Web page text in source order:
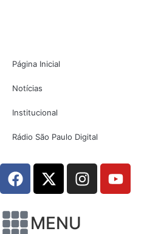
Página Inicial
Notícias
Institucional
Rádio São Paulo Digital
MENU